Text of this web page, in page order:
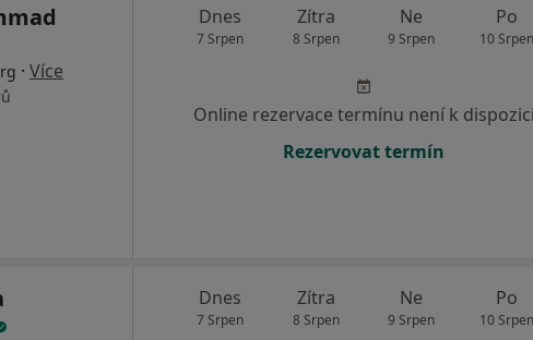
· Více
Dnes
7 Srpen
Zítra
8 Srpen
Ne
9 Srpen
Po
10 Srpen
Online rezervace termínu není k dispozici
Rezervovat termín
Dnes
7 Srpen
Zítra
8 Srpen
Ne
9 Srpen
Po
10 Srpen